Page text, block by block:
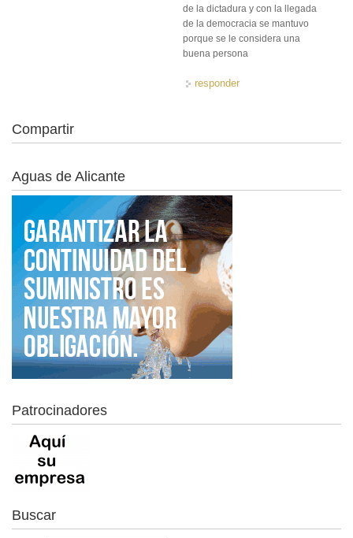
de la dictadura y con la llegada
de la democracia se mantuvo
porque se le considera una
buena persona
responder
Compartir
Aguas de Alicante
Patrocinadores
Buscar